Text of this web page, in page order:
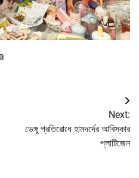
Next:
ডেঙ্গু প্রতিরোধে হামদর্দের আবিস্কার
প্লাটিজেন